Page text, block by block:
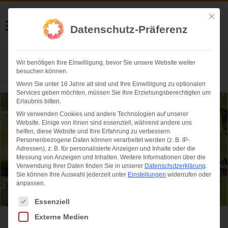
Helmut Swoboda
Fotografie
Herzlich willkommen
Münchner Sommernachtstraum 2016: Das
Mit
Datenschutz-Präferenz
Wir benötigen Ihre Einwilligung, bevor Sie unsere Website weiter
besuchen können.
Wenn Sie unter 16 Jahre alt sind und Ihre Einwilligung zu optionalen
Services geben möchten, müssen Sie Ihre Erziehungsberechtigten um
Erlaubnis bitten.
Wir verwenden Cookies und andere Technologien auf unserer
Website. Einige von ihnen sind essenziell, während andere uns
helfen, diese Website und Ihre Erfahrung zu verbessern.
Personenbezogene Daten können verarbeitet werden (z. B. IP-
Adressen), z. B. für personalisierte Anzeigen und Inhalte oder die
Messung von Anzeigen und Inhalten. Weitere Informationen über die
Verwendung Ihrer Daten finden Sie in unserer Datenschutzerklärung.
Sie können Ihre Auswahl jederzeit unter Einstellungen widerrufen oder
anpassen.
Es folgt eine Liste der Service-Gruppen, für die eine Einwilligung
Essenziell
Externe Medien